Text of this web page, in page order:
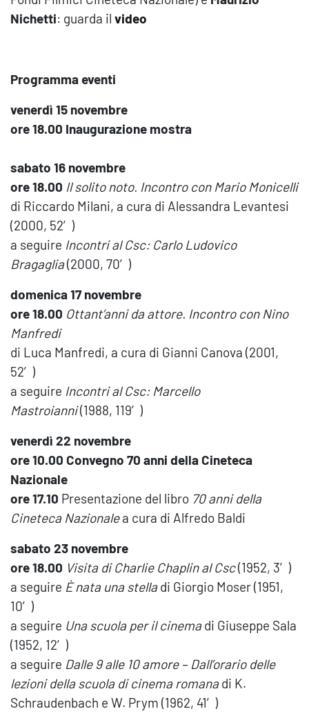
Nichetti: guarda il video
Programma eventi
venerdì 15 novembre
ore 18.00 Inaugurazione mostra
sabato 16 novembre
ore 18.00 Il solito noto. Incontro con Mario Monicelli
di Riccardo Milani, a cura di Alessandra Levantesi
(2000, 52′)
a seguire Incontri al Csc: Carlo Ludovico
Bragaglia(2000, 70′)
domenica 17 novembre
ore 18.00 Ottant’anni da attore. Incontro con Nino
Manfredi
di Luca Manfredi, a cura di Gianni Canova (2001,
52′)
a seguire Incontri al Csc: Marcello
Mastroianni(1988, 119′)
venerdì 22 novembre
ore 10.00 Convegno 70 anni della Cineteca
Nazionale
ore 17.10 Presentazione del libro 70 anni della
Cineteca Nazionalea cura di Alfredo Baldi
sabato 23 novembre
ore 18.00 Visita di Charlie Chaplin al Csc(1952, 3′)
a seguire È nata una stelladi Giorgio Moser (1951,
10′)
a seguire Una scuola per il cinemadi Giuseppe Sala
(1952, 12′)
a seguire Dalle 9 alle 10 amore – Dall’orario delle
lezioni della scuola di cinema romanadi K.
Schraudenbach e W. Prym (1962, 41′)